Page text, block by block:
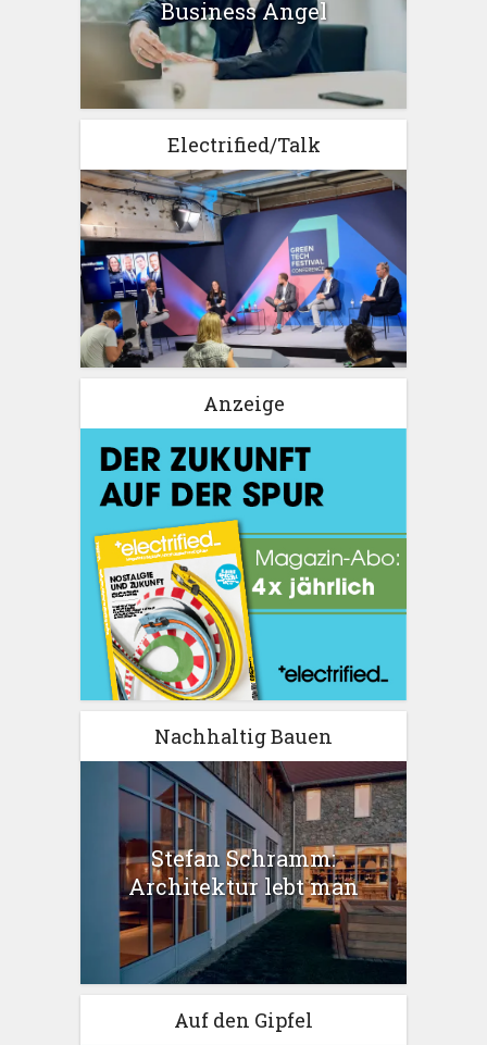
Business Angel
Electrified/Talk
Anzeige
Nachhaltig Bauen
Stefan Schramm:
Architektur lebt man
Auf den Gipfel